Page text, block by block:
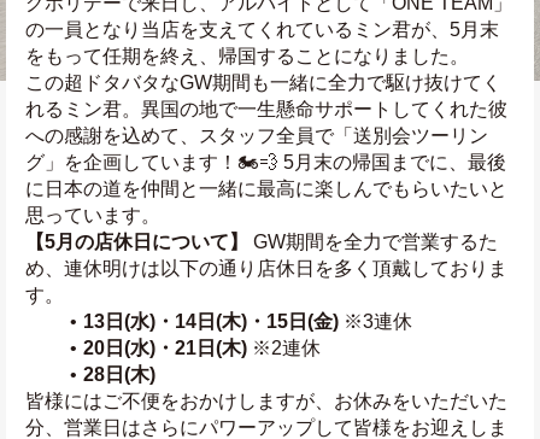
の一員となり当店を支えてくれているミン君が、5月末
をもって任期を終え、帰国することになりました。
この超ドタバタなGW期間も一緒に全力で駆け抜けてく
れるミン君。異国の地で一生懸命サポートしてくれた彼
への感謝を込めて、スタッフ全員で「送別会ツーリン
グ」を企画しています！🏍️💨 5月末の帰国までに、最後
に日本の道を仲間と一緒に最高に楽しんでもらいたいと
思っています。
【5月の店休日について】
GW期間を全力で営業するた
め、連休明けは以下の通り店休日を多く頂戴しておりま
す。
13日(水)・14日(木)・15日(金) ※3連休
20日(水)・21日(木) ※2連休
28日(木)
皆様にはご不便をおかけしますが、お休みをいただいた
分、営業日はさらにパワーアップして皆様をお迎えしま